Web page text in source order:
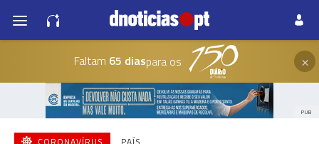
Faltam 65 diaspara os ×
PUB